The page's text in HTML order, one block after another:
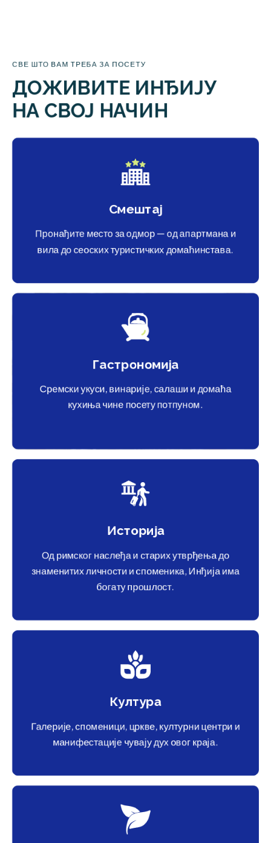
СВЕ ШТО ВАМ ТРЕБА ЗА ПОСЕТУ
ДОЖИВИТЕ ИНЂИЈУ
НА СВОЈ НАЧИН
Смештај
Пронађите место за одмор — од апартмана и
вила до сеоских туристичких домаћинстава.
Гастрономија
Сремски укуси, винарије, салаши и домаћа
кухиња чине посету потпуном.
Историја
Од римског наслеђа и старих утврђења до
знаменитих личности и споменика, Инђија има
богату прошлост.
Култура
Галерије, споменици, цркве, културни центри и
манифестације чувају дух овог краја.